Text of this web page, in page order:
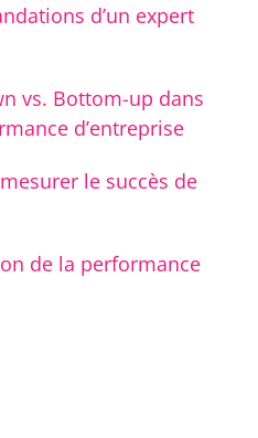
d’un expert
vs. Bottom-up dans
d’entreprise
le succès de
de la performance